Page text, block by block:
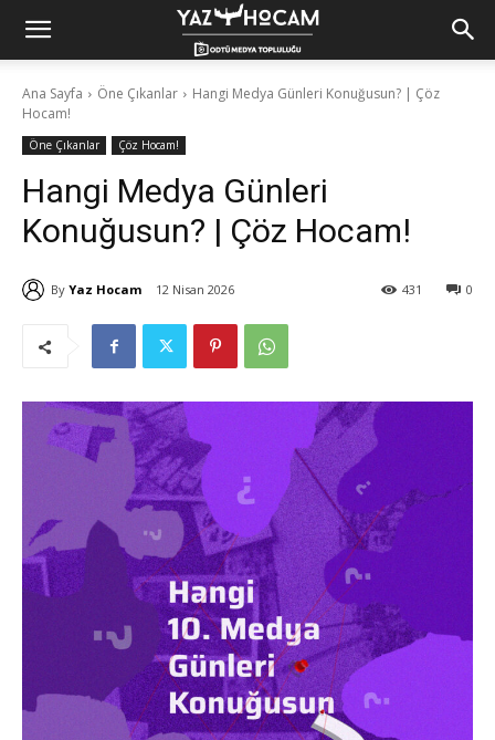
Yaz
Hocam!
Ana Sayfa Öne Çıkanlar
Hangi Medya Günleri Konuğusun? | Çöz
Hocam!
Öne Çıkanlar Çöz Hocam!
Hangi Medya Günleri
Konuğusun? | Çöz Hocam!
By Yaz Hocam 12 Nisan 2026 0
431